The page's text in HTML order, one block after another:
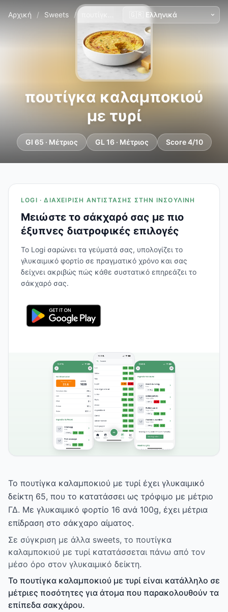
Αρχική / Sweets /
πουτίγκα καλαμποκιού
με τυρί
GI 65 · Μέτριος GL 16 · Μέτριος Score 4/10
LOGI · ΔΙΑΧΕΊΡΙΣΗ ΑΝΤΊΣΤΑΣΗΣ ΣΤΗΝ ΙΝΣΟΥΛΊΝΗ
Μειώστε το σάκχαρό σας με πιο
έξυπνες διατροφικές επιλογές
Το Logi σαρώνει τα γεύματά σας, υπολογίζει το
γλυκαιμικό φορτίο σε πραγματικό χρόνο και σας
δείχνει ακριβώς πώς κάθε συστατικό επηρεάζει το
σάκχαρό σας.
Το πουτίγκα καλαμποκιού με τυρί έχει γλυκαιμικό
δείκτη 65, που το κατατάσσει ως τρόφιμο με μέτριο
ΓΔ. Με γλυκαιμικό φορτίο 16 ανά 100g, έχει μέτρια
επίδραση στο σάκχαρο αίματος.
Σε σύγκριση με άλλα sweets, το πουτίγκα
καλαμποκιού με τυρί κατατάσσεται πάνω από τον
μέσο όρο στον γλυκαιμικό δείκτη.
Το πουτίγκα καλαμποκιού με τυρί είναι κατάλληλο σε
μέτριες ποσότητες για άτομα που παρακολουθούν τα
επίπεδα σακχάρου.